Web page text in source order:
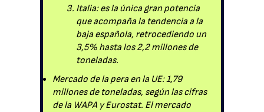
Italia: es la única gran potencia
que acompaña la tendencia a la
baja española, retrocediendo un
3,5% hasta los 2,2 millones de
toneladas.
Mercado de la pera en la UE: 1,79
millones de toneladas, según las cifras
de la WAPA y Eurostat. El mercado